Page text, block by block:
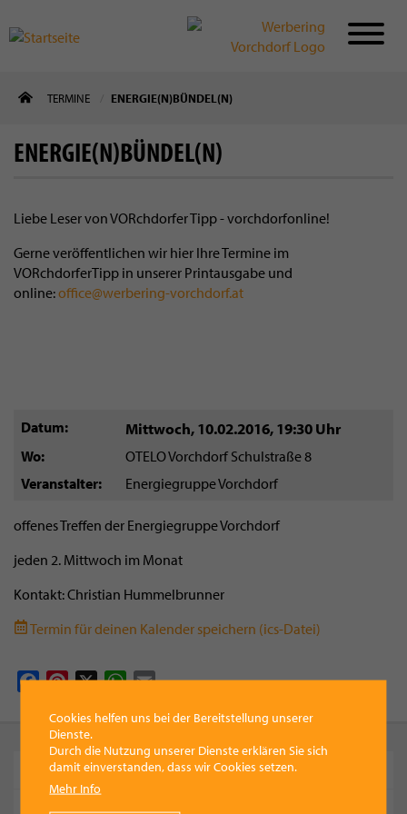
zum
TERMINE ENERGIE(N)BÜNDEL(N)
ENERGIE(N)BÜNDEL(N)
Liebe Leser von VORchdorfer Tipp - vorchdorfonline!
Gerne veröffentlichen wir hier Ihre Termine im
VORchdorferTipp in unserer Printausgabe und
online:office@werbering-vorchdorf.at
Datum Mittwoch, 10.02.2016,19:30 Uhr
Wo
OTELO Vorchdorf Schulstraße 8
Veranstalter
Energiegruppe Vorchdorf
offenes Treffen der Energiegruppe Vorchdorf
jeden 2. Mittwoch im Monat
Kontakt: Christian Hummelbrunner
Termin für deinen Kalender speichern (ics-Datei)
Facebook
Pinterest
X WhatsApp
Email
KOMMENDE TERMINE
Cookies helfen uns bei der Bereitstellung unserer
Dienste.
Durch die Nutzung unserer Dienste erklären Sie sich
damit einverstanden, dass wir Cookies setzen.
Mehr Info